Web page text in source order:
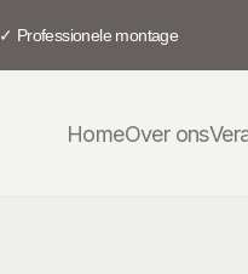
✓ Professionele montage
HomeOver ons